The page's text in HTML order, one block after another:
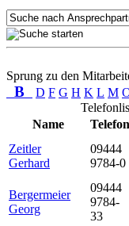
Sprung zu den
B D F G H K L M
Name
Telefon
Zeitler
Gerhard
09444
9784-0
Bergermeier
Georg
09444
9784-
33